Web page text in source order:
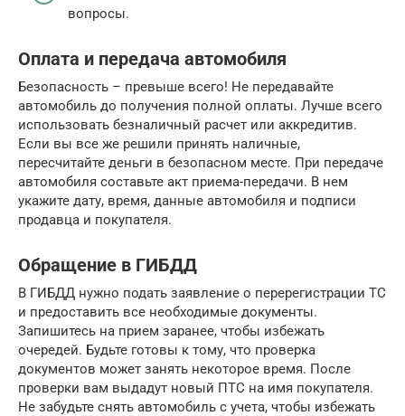
вопросы.
Оплата и передача автомобиля
Безопасность – превыше всего! Не передавайте
автомобиль до получения полной оплаты. Лучше всего
использовать безналичный расчет или аккредитив.
Если вы все же решили принять наличные,
пересчитайте деньги в безопасном месте. При передаче
автомобиля составьте акт приема-передачи. В нем
укажите дату, время, данные автомобиля и подписи
продавца и покупателя.
Обращение в ГИБДД
В ГИБДД нужно подать заявление о перерегистрации ТС
и предоставить все необходимые документы.
Запишитесь на прием заранее, чтобы избежать
очередей. Будьте готовы к тому, что проверка
документов может занять некоторое время. После
проверки вам выдадут новый ПТС на имя покупателя.
Не забудьте снять автомобиль с учета, чтобы избежать